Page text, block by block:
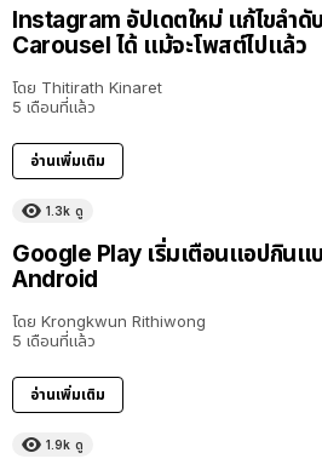
Instagram อัปเดตใหม่ แก้ไขลำดั
Carousel ได้ แม้จะโพสต์ไปแล้ว
โดย Thitirath Kinaret
5 เดือนที่แล้ว
อ่านเพิ่มเติม
1.3k ดู
Google Play เริ่มเตือนแอปกินแ
Android
โดย Krongkwun Rithiwong
5 เดือนที่แล้ว
อ่านเพิ่มเติม
1.9k ดู